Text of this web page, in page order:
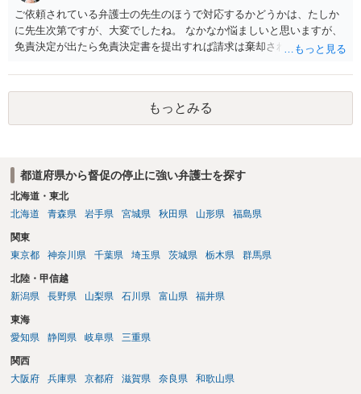
ご依頼されている弁護士の先生のほうで対応するかどうかは、たしか
に先生次第ですが、大変でしたね。 なかなか悩ましいと思いますが、
免責決定が出たら免責決定書を提出すれば請求は棄却されると思いま
もっとみる
都道府県から督促の停止に強い弁護士を探す
北海道・東北
北海道
青森県 岩手県 宮城県 秋田県 山形県 福島県
関東
東京都
神奈川県 千葉県 埼玉県 茨城県 栃木県 群馬県
北陸・甲信越
新潟県
長野県 山梨県 石川県 富山県 福井県
東海
愛知県
静岡県 岐阜県 三重県
関西
大阪府
兵庫県 京都府 滋賀県 奈良県 和歌山県